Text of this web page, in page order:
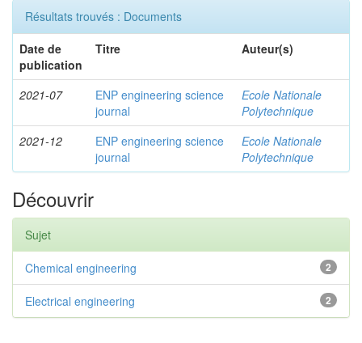
Résultats trouvés : Documents
Date de
publication
Titre Auteur(s)
2021-07
ENP engineering science
journal
Ecole Nationale
Polytechnique
2021-12
ENP engineering science
journal
Ecole Nationale
Polytechnique
Découvrir
Sujet
2
Chemical engineering
2
Electrical engineering